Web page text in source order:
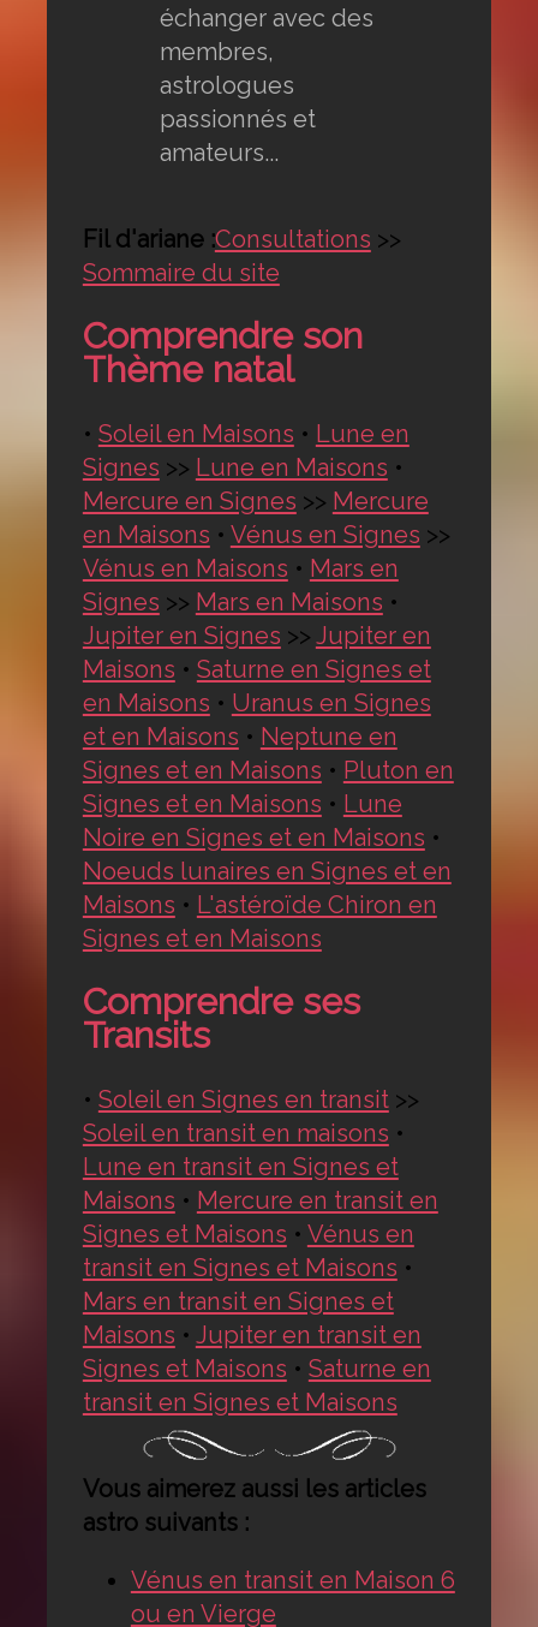
échanger avec des
membres,
astrologues
passionnés et
amateurs...
Fil d'ariane :Consultations >>
Sommaire du site
Comprendre son
Thème natal
• Soleil en Maisons • Lune en
Signes >> Lune en Maisons •
Mercure en Signes >> Mercure
en Maisons • Vénus en Signes >>
Vénus en Maisons • Mars en
Signes >> Mars en Maisons •
Jupiter en Signes >> Jupiter en
Maisons • Saturne en Signes et
en Maisons • Uranus en Signes
et en Maisons • Neptune en
Signes et en Maisons • Pluton en
Signes et en Maisons • Lune
Noire en Signes et en Maisons •
Noeuds lunaires en Signes et en
Maisons • L'astéroïde Chiron en
Signes et en Maisons
Comprendre ses
Transits
• Soleil en Signes en transit>>
Soleil en transit en maisons •
Lune en transit en Signes et
Maisons • Mercure en transit en
Signes et Maisons • Vénus en
transit en Signes et Maisons •
Mars en transit en Signes et
Maisons • Jupiter en transit en
Signes et Maisons • Saturne en
transit en Signes et Maisons
Vous aimerez aussi les articles
astro suivants :
Vénus en transit en Maison 6
ou en Vierge